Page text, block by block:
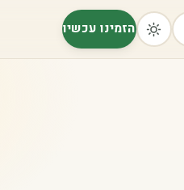
הזמינו עכשיו